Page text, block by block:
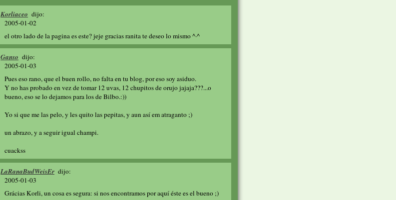
Korliaceo dijo:
2005-01-02
el otro lado de la pagina es este? jeje gracias ranita te deseo lo mismo ^·^
Ganso dijo:
2005-01-03
Pues eso rano, que el buen rollo, no falta en tu blog, por eso soy asiduo.
Y no has probado en vez de tomar 12 uvas, 12 chupitos de orujo jajaja???...o
bueno, eso se lo dejamos para los de Bilbo.:))
Yo si que me las pelo, y les quito las pepitas, y aun así em atraganto ;)
un abrazo, y a seguir igual champi.
cuackss
LaRanaBudWeisEr dijo:
2005-01-03
Grácias Korli, un cosa es segura: si nos encontramos por aquí éste es el bueno ;)